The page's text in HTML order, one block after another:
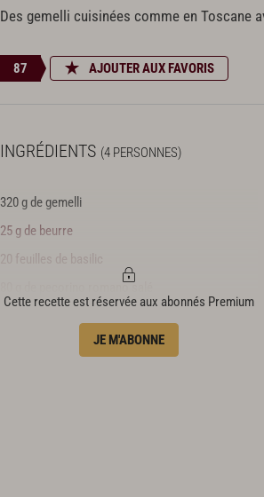
Des gemelli cuisinées comme en Toscane
87 AJOUTER AUX FAVORIS
INGRÉDIENTS (4 PERSONNES)
320 g de gemelli
25 g de beurre
20 feuilles de basilic
80 g de pecorino romano salé
Cette recette est réservée aux abonnés Premium
JE M'ABONNE